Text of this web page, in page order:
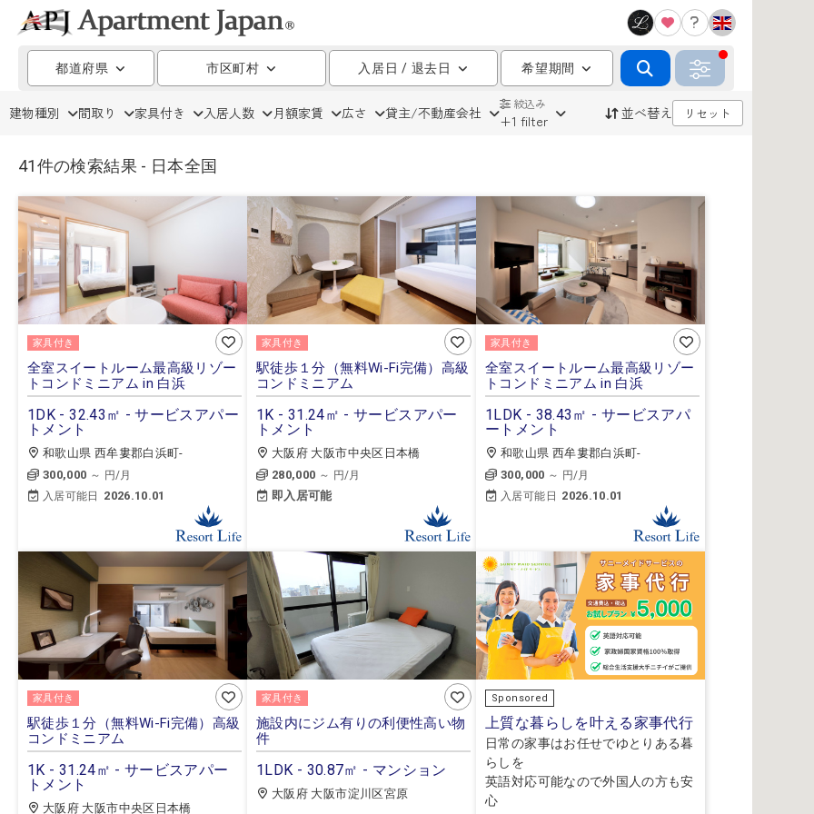
都道府県 市区町村 入居日 / 退去日 希望期間
建物種別 間取り 家具付き 入居人数 月額家賃 広さ 貸主/不動産会社
絞込み
+1 filter 並べ替え リセット
41件の検索結果 - 日本全国
家具付き
全室スイートルーム最高級リゾー
トコンドミニアム in 白浜
1DK - 32.43㎡ - サービスアパー
トメント
和歌山県 西牟婁郡白浜町-
300,000 ～ 円/月
入居可能日
2026.10.01
家具付き
駅徒歩１分（無料Wi-Fi完備）高級
コンドミニアム
1K - 31.24㎡ - サービスアパー
トメント
大阪府 大阪市中央区日本橋
280,000 ～ 円/月
即入居可能
家具付き
全室スイートルーム最高級リゾー
トコンドミニアム in 白浜
1LDK - 38.43㎡ - サービスアパ
ートメント
和歌山県 西牟婁郡白浜町-
300,000 ～ 円/月
入居可能日
2026.10.01
家具付き
駅徒歩１分（無料Wi-Fi完備）高級
コンドミニアム
1K - 31.24㎡ - サービスアパー
トメント
大阪府 大阪市中央区日本橋
家具付き
施設内にジム有りの利便性高い物
件
1LDK - 30.87㎡ - マンション
大阪府 大阪市淀川区宮原
Sponsored
上質な暮らしを叶える家事代行
日常の家事はお任せでゆとりある暮
らしを
英語対応可能なので外国人の方も安
心